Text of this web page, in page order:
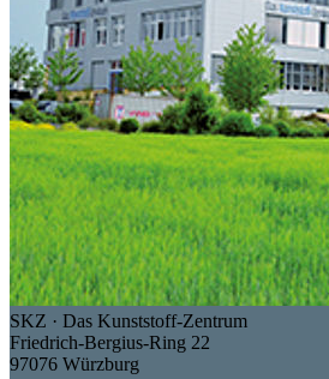
SKZ · Das Kunststoff-Zentrum
Friedrich-Bergius-Ring 22
97076 Würzburg